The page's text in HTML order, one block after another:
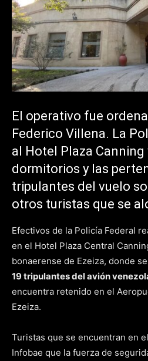
El operativo fue
Federico Villena. La
al Hotel Plaza Canning
dormitorios y las
tripulantes del vuelo
otros turistas que se
Efectivos de la Policía Federal
en el Hotel Plaza Central
bonaerense de Ezeiza, donde
19 tripulantes del avión
encuentra retenido en el
Ezeiza.
Turistas que se encuentran en
Infobae que la fuerza de